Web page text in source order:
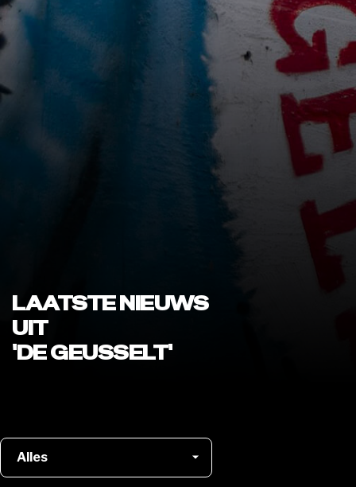
LAATSTE NIEUWS
UIT
'DE GEUSSELT'